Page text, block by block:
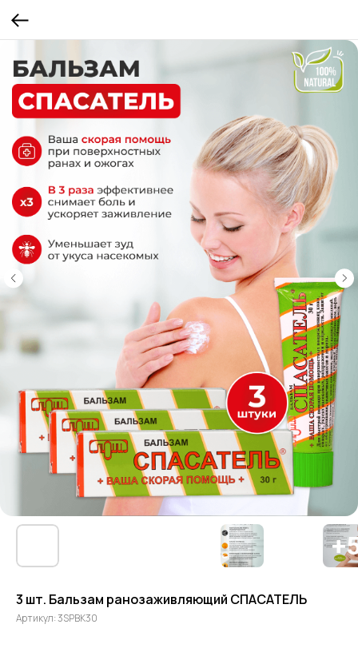
3 шт. Бальзам ранозаживляющий СПАСАТЕЛЬ
Артикул:3SPBK30